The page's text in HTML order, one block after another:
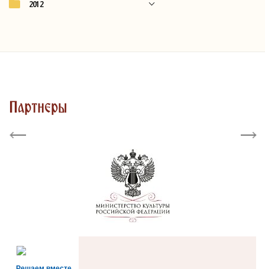
2012
Партнеры
Previous Next